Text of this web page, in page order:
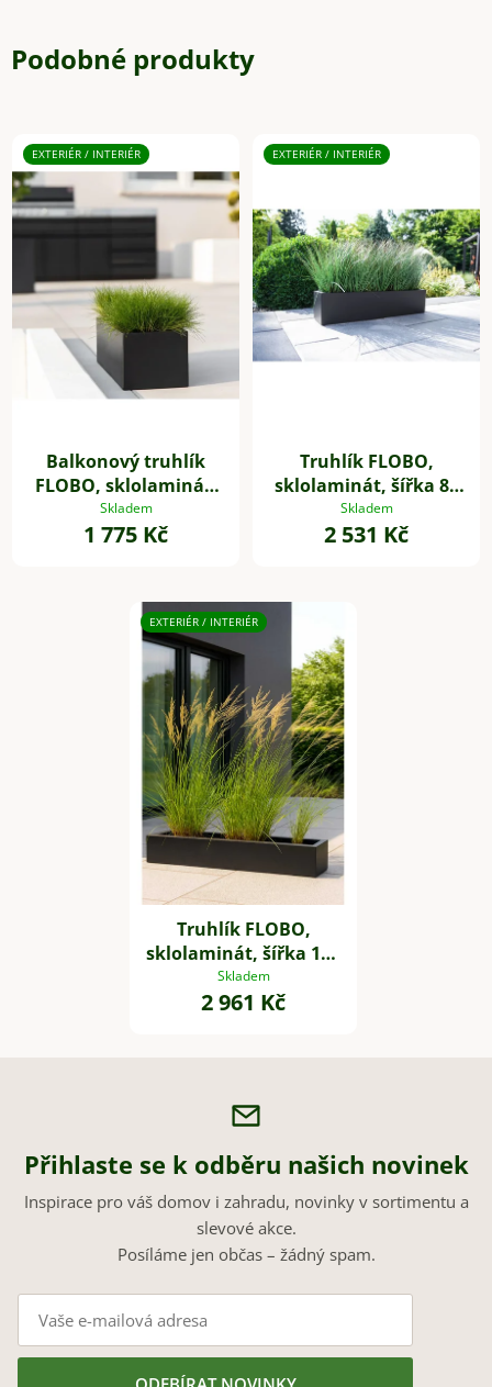
Podobné produkty
EXTERIÉR / INTERIÉR
Balkonový truhlík
FLOBO, sklolaminát,
šířka 45 cm, antracit
Skladem
1 775 Kč
EXTERIÉR / INTERIÉR
Truhlík FLOBO,
sklolaminát, šířka 80
cm, antracit
Skladem
2 531 Kč
EXTERIÉR / INTERIÉR
Truhlík FLOBO,
sklolaminát, šířka 100
cm, antracit
Skladem
2 961 Kč
Přihlaste se k odběru našich novinek
Inspirace pro váš domov i zahradu, novinky v sortimentu a
slevové akce.
Posíláme jen občas – žádný spam.